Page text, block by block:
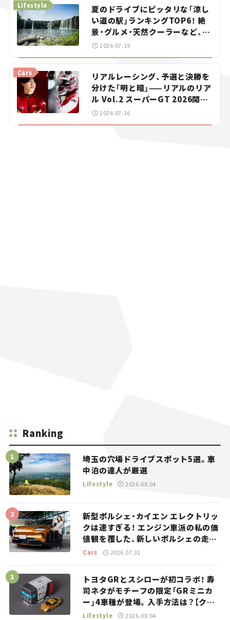
夏のドライブにピッタリな「涼し
い道の駅」ランキングTOP6！ 絶
景・グルメ・天然クーラーなど、避
暑におすすめのスポットを紹介
Lifestyle
2026.07.19
リアルレーシング、予選と決勝を
分けた「明と暗」——リアルのリア
ル Vol.2 スーパーGT 2026開幕
戦 岡山国際サーキット
Cars
2026.07.16
Ranking
埼玉の穴場ドライブスポット5選。車
中泊の達人が厳選
Lifestyle 2026.08.04
新型ポルシェ・カイエン エレクトリッ
クは速すぎる！ エンジン車派の私の価
値観を覆した、新しいポルシェの走
り。
Cars 2026.07.31
トヨタGRとスシローが初コラボ！ 寿
司ネタがモチーフの限定「GRミニカ
ー」4車種が登場。入手方法は？【クル
マとホビー】
Lifestyle 2026.08.04